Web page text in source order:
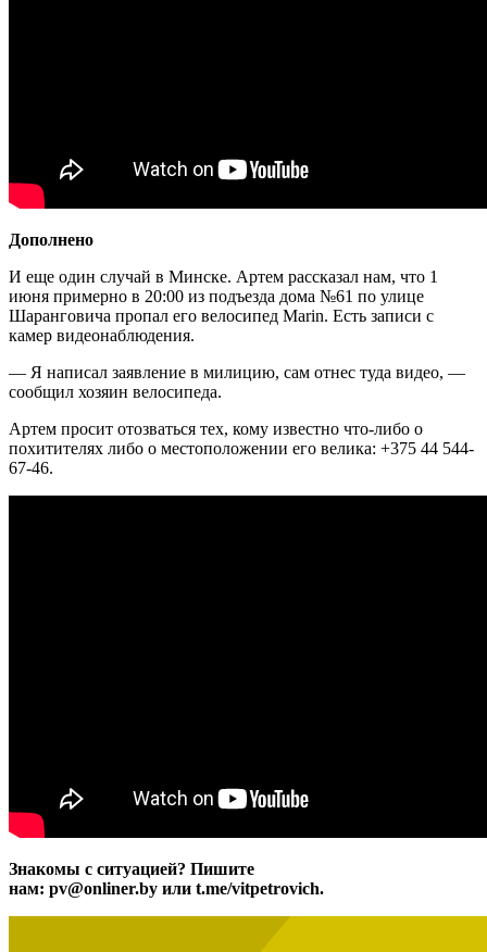
Дополнено
И еще один случай в Минске. Артем рассказал нам, что 1
июня примерно в 20:00 из подъезда дома №61 по улице
Шаранговича пропал его велосипед Marin. Есть записи с
камер видеонаблюдения.
— Я написал заявление в милицию, сам отнес туда видео, —
сообщил хозяин велосипеда.
Артем просит отозваться тех, кому известно что-либо о
похитителях либо о местоположении его велика: +375 44 544-
67-46.
Знакомы с ситуацией? Пишите
нам: pv@onliner.by или t.me/vitpetrovich.